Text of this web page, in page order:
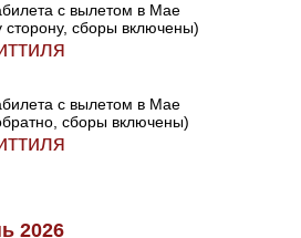
с вылетом в Мае
сторону, сборы включены)
с вылетом в Мае
сборы включены)
2026